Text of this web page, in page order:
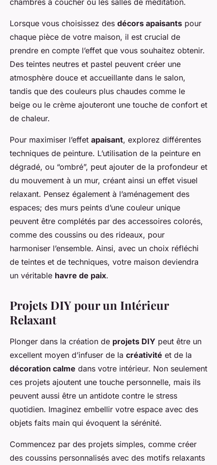
chambres à coucher ou les salles de méditation.
Lorsque vous choisissez des décors apaisants pour
chaque pièce de votre maison, il est crucial de
prendre en compte l’effet que vous souhaitez obtenir.
Des teintes neutres et pastel peuvent créer une
atmosphère douce et accueillante dans le salon,
tandis que des couleurs plus chaudes comme le
beige ou le crème ajouteront une touche de confort et
de chaleur.
Pour maximiser l’effet apaisant, explorez différentes
techniques de peinture. L’utilisation de la peinture en
dégradé, ou “ombré”, peut ajouter de la profondeur et
du mouvement à un mur, créant ainsi un effet visuel
relaxant. Pensez également à l’aménagement des
espaces; des murs peints d’une couleur unique
peuvent être complétés par des accessoires colorés,
comme des coussins ou des rideaux, pour
harmoniser l’ensemble. Ainsi, avec un choix réfléchi
de teintes et de techniques, votre maison deviendra
un véritable havre de paix.
Projets DIY pour un Intérieur
Relaxant
Plonger dans la création de projets DIY peut être un
excellent moyen d’infuser de la créativité et de la
décoration calme dans votre intérieur. Non seulement
ces projets ajoutent une touche personnelle, mais ils
peuvent aussi être un antidote contre le stress
quotidien. Imaginez embellir votre espace avec des
objets faits main qui évoquent la sérénité.
Commencez par des projets simples, comme créer
des coussins personnalisés avec des motifs relaxants